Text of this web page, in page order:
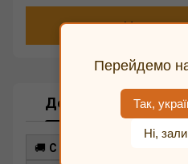
Доставка Оплата
🚚 С нами доставка
Перейдемо
Так,
Ні,